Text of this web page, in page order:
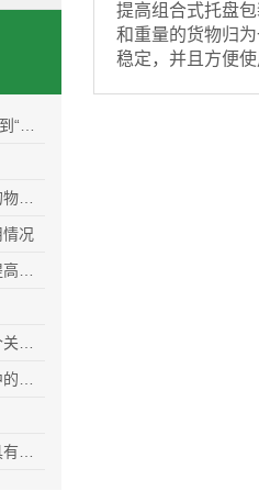
越
口
况
率
点
坏
用
提高组合式托盘
和重量的货物归
稳定，并且方便使